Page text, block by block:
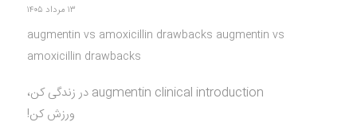
۱۳ مرداد ۱۴۰۵
augmentin vs amoxicillin drawbacks augmentin vs
amoxicillin drawbacks
augmentin clinical introduction درزندگی کن،
ورزش کن!